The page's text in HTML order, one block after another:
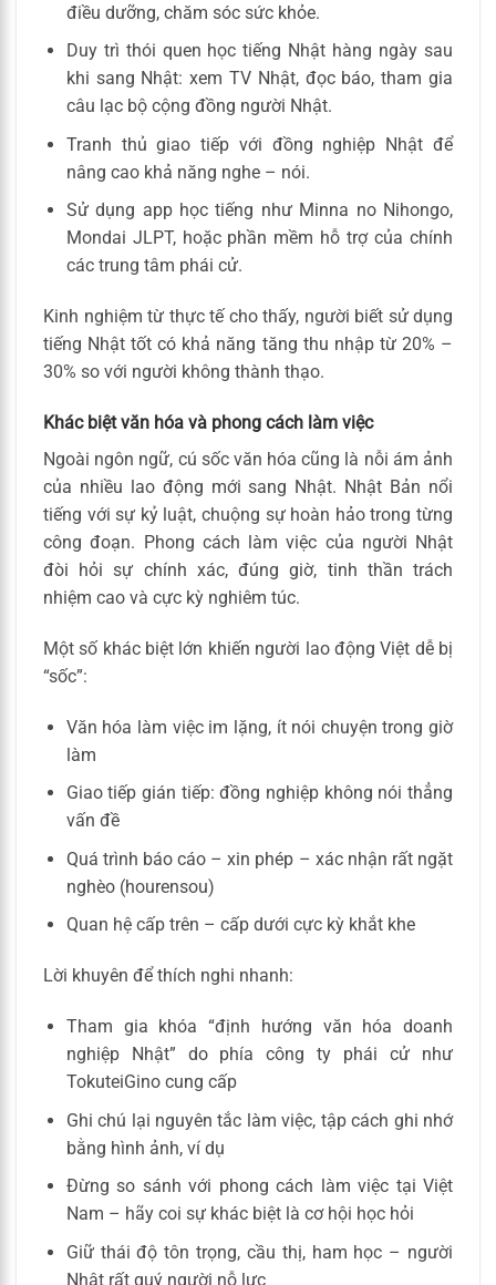
điều dưỡng, chăm sóc sức khỏe.
Duy trì thói quen học tiếng Nhật hàng ngày sau
khi sang Nhật: xem TV Nhật, đọc báo, tham gia
câu lạc bộ cộng đồng người Nhật.
Tranh thủ giao tiếp với đồng nghiệp Nhật để
nâng cao khả năng nghe – nói.
Sử dụng app học tiếng như Minna no Nihongo,
Mondai JLPT, hoặc phần mềm hỗ trợ của chính
các trung tâm phái cử.
Kinh nghiệm từ thực tế cho thấy, người biết sử dụng
tiếng Nhật tốt có khả năng tăng thu nhập từ 20% –
30% so với người không thành thạo.
Khác biệt văn hóa và phong cách làm việc
Ngoài ngôn ngữ, cú sốc văn hóa cũng là nỗi ám ảnh
của nhiều lao động mới sang Nhật. Nhật Bản nổi
tiếng với sự kỷ luật, chuộng sự hoàn hảo trong từng
công đoạn. Phong cách làm việc của người Nhật
đòi hỏi sự chính xác, đúng giờ, tinh thần trách
nhiệm cao và cực kỳ nghiêm túc.
Một số khác biệt lớn khiến người lao động Việt dễ bị
“sốc”:
Văn hóa làm việc im lặng, ít nói chuyện trong giờ
làm
Giao tiếp gián tiếp: đồng nghiệp không nói thẳng
vấn đề
Quá trình báo cáo – xin phép – xác nhận rất ngặt
nghèo (hourensou)
Quan hệ cấp trên – cấp dưới cực kỳ khắt khe
Lời khuyên để thích nghi nhanh:
Tham gia khóa “định hướng văn hóa doanh
nghiệp Nhật” do phía công ty phái cử như
TokuteiGino cung cấp
Ghi chú lại nguyên tắc làm việc, tập cách ghi nhớ
bằng hình ảnh, ví dụ
Đừng so sánh với phong cách làm việc tại Việt
Nam – hãy coi sự khác biệt là cơ hội học hỏi
Giữ thái độ tôn trọng, cầu thị, ham học – người
Nhật rất quý người nỗ lực